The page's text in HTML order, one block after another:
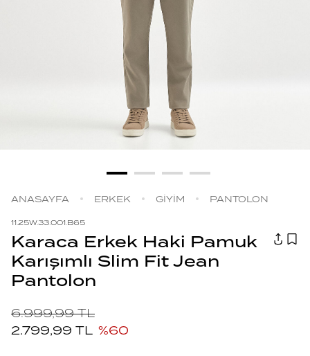
ANASAYFA ERKEK GİYİM PANTOLON
11.25W.33.001.B65
Karaca Erkek Haki Pamuk
Karışımlı Slim Fit Jean
Pantolon
6.999,99 TL
2.799,99 TL %60